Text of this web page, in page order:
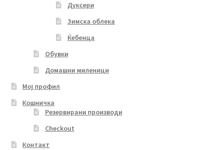
Дуксери
Зимска облека
Ќебенца
Обувки
Домашни миленици
Мој профил
Кошничка
Резервирани производи
Checkout
Контакт